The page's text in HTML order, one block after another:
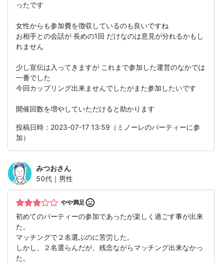
ったです
女性からも参加費を徴収しているのも良いですね
お相手との会話が 長めの1回 だけなのは意見が分れるかもし
れません
少し宣伝は入ってきますが これまで参加した運営のなかでは
一番でした
今回カップリング出来ませんでしたがまた参加したいです
開催回数を増やしていただけると助かります
投稿日時：2023-07-17 13:59（ミノーレのパーティーに参
加）
みつおさん
50代｜男性
やや満足
初めてのパーティーの参加であったが楽しく過ごす事が出来
た。
マッチングで２名選ぶのに苦労した。
しかし、２名選らんだが、残念ながらマッチング出来なかっ
た。